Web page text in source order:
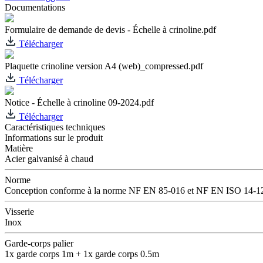
Documentations
Formulaire de demande de devis - Échelle à crinoline.pdf
Télécharger
Plaquette crinoline version A4 (web)_compressed.pdf
Télécharger
Notice - Échelle à crinoline 09-2024.pdf
Télécharger
Caractéristiques techniques
Informations sur le produit
Matière
Acier galvanisé à chaud
Norme
Conception conforme à la norme NF EN 85-016 et NF EN ISO 14-
Visserie
Inox
Garde-corps palier
1x garde corps 1m + 1x garde corps 0.5m